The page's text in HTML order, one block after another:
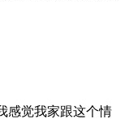
感觉我家跟这个情